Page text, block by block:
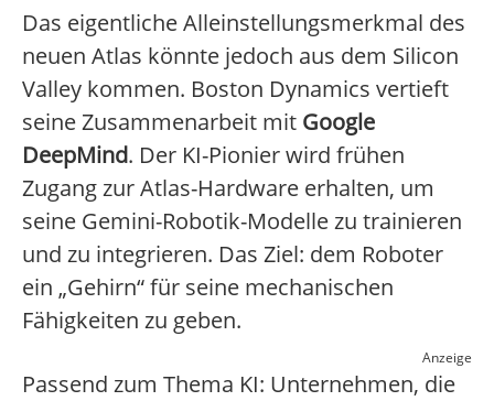
Das eigentliche Alleinstellungsmerkmal des
neuen Atlas könnte jedoch aus dem Silicon
Valley kommen. Boston Dynamics vertieft
seine Zusammenarbeit mit Google
DeepMind. Der KI-Pionier wird frühen
Zugang zur Atlas-Hardware erhalten, um
seine Gemini-Robotik-Modelle zu trainieren
und zu integrieren. Das Ziel: dem Roboter
ein „Gehirn“ für seine mechanischen
Fähigkeiten zu geben.
Anzeige
Passend zum Thema KI: Unternehmen, die